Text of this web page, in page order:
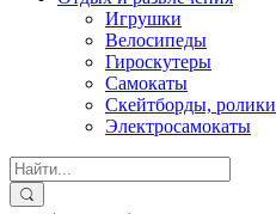
Игрушки
Велосипеды
Гироскутеры
Самокаты
Скейтборды, ролики
Электросамокаты
Search
for: